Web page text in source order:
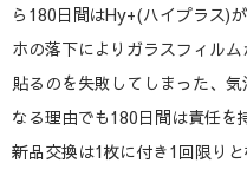
ら180日間はHy+(ハイプラス)
ホの落下によりガラスフィル
貼るのを失敗してしまった、
なる理由でも180日間は責任
新品交換は1枚に付き1回限りと